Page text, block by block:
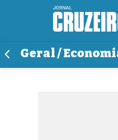
Geral /